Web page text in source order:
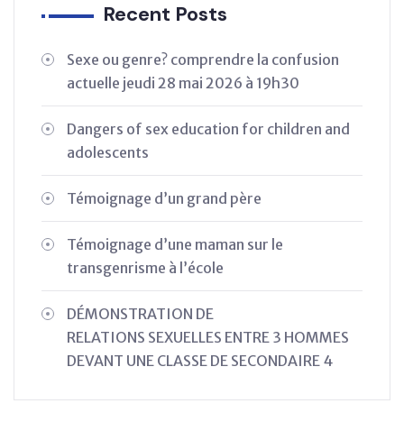
Recent Posts
Sexe ou genre? comprendre la confusion
actuelle jeudi 28 mai 2026 à 19h30
Dangers of sex education for children and
adolescents
Témoignage d’un grand père
Témoignage d’une maman sur le
transgenrisme à l’école
DÉMONSTRATION DE
RELATIONS SEXUELLES ENTRE 3 HOMMES
DEVANT UNE CLASSE DE SECONDAIRE 4